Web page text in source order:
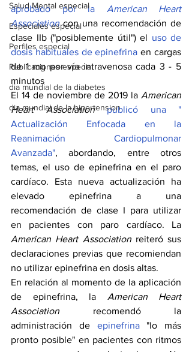
Salud Mental especial
Especiales especial
Perfiles especial
Publicaciones especial
dia mundial de la diabetes
dia mundial de la hipertension
aprobado por la American Heart
Association con una recomendación de
clase IIb ("posiblemente útil") el uso de
dosis habituales de epinefrina en cargas
de 1 mg por vía intravenosa cada 3 - 5
minutos
El 14 de noviembre de 2019 la American
Heart Association publicó una "
Actualización Enfocada en la
Reanimación Cardiopulmonar
Avanzada", abordando, entre otros
temas, el uso de epinefrina en el paro
cardíaco. Esta nueva actualización ha
elevado epinefrina a una
recomendación de clase I para utilizar
American Heart Association reiteró sus
declaraciones previas que recomiendan
no utilizar epinefrina en dosis altas.
En relación al momento de la aplicación
de epinefrina, la American Heart
Association recomendó la
administración de epinefrina "lo más
pronto posible" en pacientes con ritmos